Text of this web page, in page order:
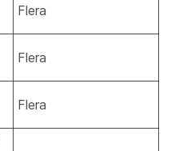
Flera
Flera
Flera